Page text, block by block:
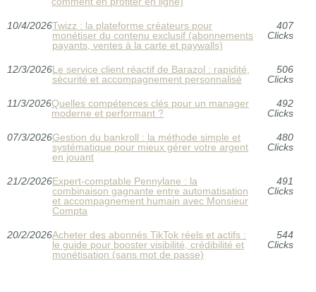
10/4/2026Twizz : la plateforme créateurs pour
monétiser du contenu exclusif (abonnements
payants, ventes à la carte et paywalls)
407
Clicks
12/3/2026Le service client réactif de Barazol : rapidité,
sécurité et accompagnement personnalisé
506
Clicks
11/3/2026Quelles compétences clés pour un manager
moderne et performant ?
492
Clicks
07/3/2026Gestion du bankroll : la méthode simple et
systématique pour mieux gérer votre argent
en jouant
480
Clicks
21/2/2026Expert-comptable Pennylane : la
combinaison gagnante entre automatisation
et accompagnement humain avec Monsieur
Compta
491
Clicks
20/2/2026Acheter des abonnés TikTok réels et actifs :
le guide pour booster visibilité, crédibilité et
monétisation (sans mot de passe)
544
Clicks